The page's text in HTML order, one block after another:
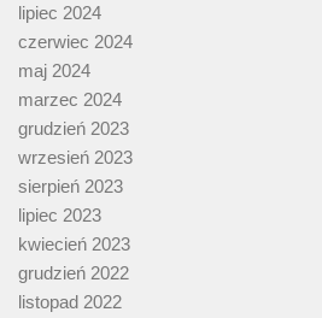
lipiec 2024
czerwiec 2024
maj 2024
marzec 2024
grudzień 2023
wrzesień 2023
sierpień 2023
lipiec 2023
kwiecień 2023
grudzień 2022
listopad 2022